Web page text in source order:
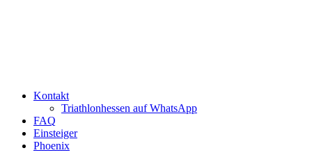
Kontakt
Triathlonhessen auf WhatsApp
FAQ
Einsteiger
Phoenix